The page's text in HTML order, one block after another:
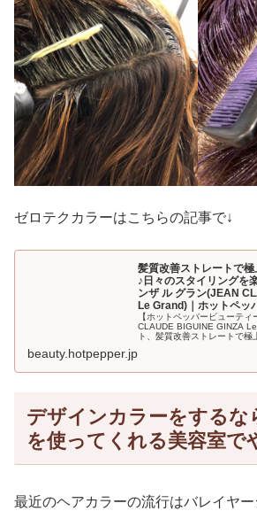
ゼロテクカラーはこちらの記事で↓
髪質改善ストレートで
♪日々のスタイリングを
ンザ ル グラン(JEAN
Le Grand)｜ホットペッ
【ホットペッパービューテ
CLAUDE BIGUINE GINZA
ト、髪質改善ストレートで極
beauty.hotpepper.jp
デザインカラーをするな
を使ってくれる美容室で
最近のヘアカラーの流行はバレイヤ